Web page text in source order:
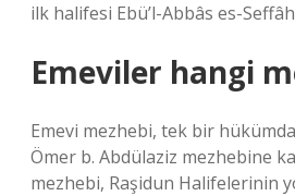
ilk halifesi Ebü’l-Abbâs es-
Emeviler hangi
Emevi mezhebi, tek bir
Ömer b. Abdülaziz mezhebine
mezhebi, Raşidun Halifelerinin